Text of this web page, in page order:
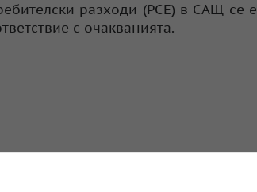
разходи (PCE) в САЩ се е
с очакванията.